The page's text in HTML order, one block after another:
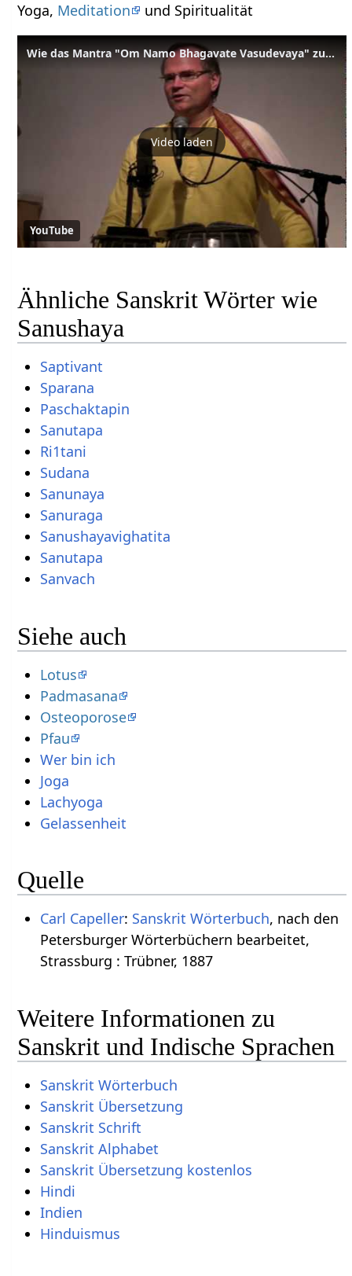
Yoga, Meditation und Spiritualität
Wie das Mantra "Om Namo Bhagavate Vasudevaya" zur Menschheit kam
Video laden
YouTube
Ähnliche Sanskrit Wörter wie
Sanushaya
Saptivant
Sparana
Paschaktapin
Sanutapa
Ri1tani
Sudana
Sanunaya
Sanuraga
Sanushayavighatita
Sanutapa
Sanvach
Siehe auch
Lotus
Padmasana
Osteoporose
Pfau
Wer bin ich
Joga
Lachyoga
Gelassenheit
Quelle
Carl Capeller: Sanskrit Wörterbuch, nach den
Petersburger Wörterbüchern bearbeitet,
Strassburg : Trübner, 1887
Weitere Informationen zu
Sanskrit und Indische Sprachen
Sanskrit Wörterbuch
Sanskrit Übersetzung
Sanskrit Schrift
Sanskrit Alphabet
Sanskrit Übersetzung kostenlos
Hindi
Indien
Hinduismus